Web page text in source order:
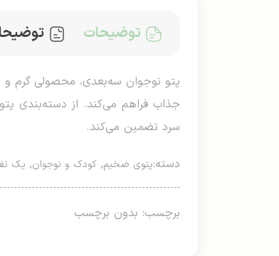
توضیحات
جذاب فراهم می‌کند. از دسته‌بندی
سرد تضمین می‌کند.
دسته:پتوی ضخیم, کودک و نوجوان, یک
برچسب: بدون برچسب